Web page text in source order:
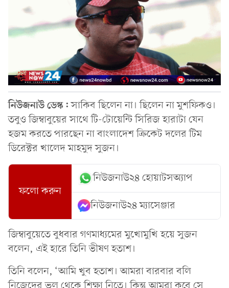
নিউজনাউডেস্ক:সাকিব ছিলেন না। ছিলেন না মুশফিকও।
তবুও জিম্বাবুয়ের সাথে টি-টোয়েন্টি সিরিজ হারাটা যেন
হজম করতে পারছেন না বাংলাদেশ ক্রিকেট দলের টিম
ডিরেক্টর খালেদ মাহমুদ সুজন।
ফলো করুন
নিউজনাউ২৪ হোয়াটসঅ্যাপ
নিউজনাউ২৪ ম্যাসেঞ্জার
জিম্বাবুয়েতে বুধবার গণমাধ‍্যমের মুখোমুখি হয়ে সুজন
বলেন, এই হারে তিনি ভীষণ হতাশ।
তিনি বলেন, ‘আমি খুব হতাশ। আমরা বারবার বলি